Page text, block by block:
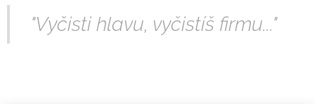
"Vyčisti hlavu, vyčistíš firmu..."